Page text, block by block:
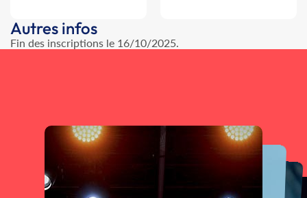
Autres infos
Fin des inscriptions le 16/10/2025.